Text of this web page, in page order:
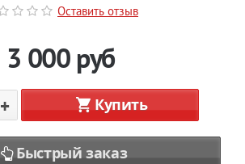
Оставить отзыв
3 000 руб
+ Купить
Быстрый заказ